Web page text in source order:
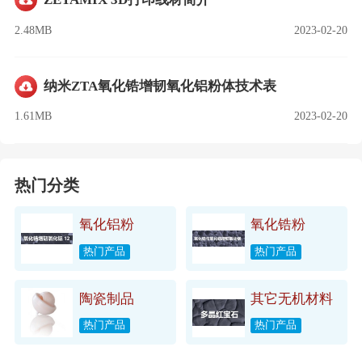
2.48MB 2023-02-20
纳米ZTA氧化锆增韧氧化铝粉体技术表
1.61MB 2023-02-20
热门分类
氧化铝粉
热门产品
氧化锆粉
热门产品
陶瓷制品
热门产品
其它无机材料
热门产品